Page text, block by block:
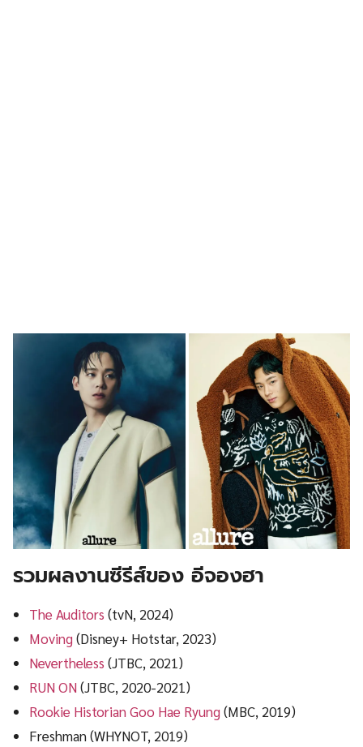
รวมผลงานซีรีส์ของ อีจองฮา
The Auditors(tvN, 2024)
Moving(Disney+ Hotstar, 2023)
Nevertheless (JTBC, 2021)
RUN ON(JTBC, 2020-2021)
Rookie Historian Goo Hae Ryung(MBC, 2019)
Freshman (WHYNOT, 2019)